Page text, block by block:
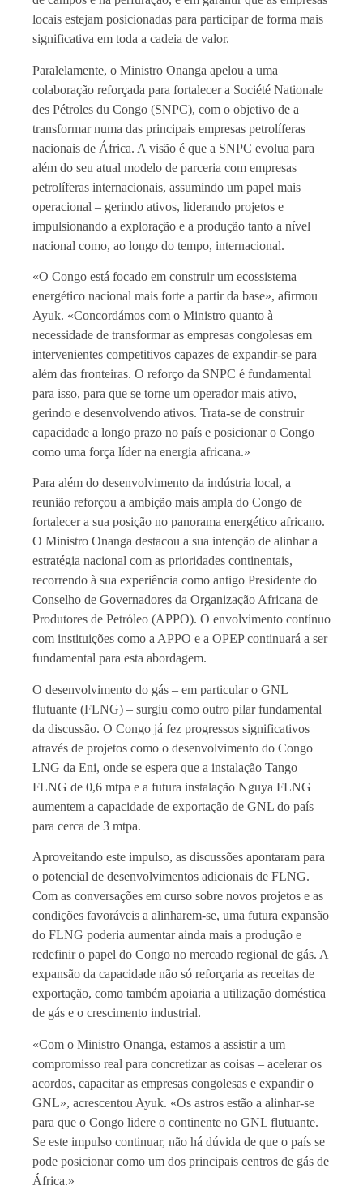
locais estejam posicionadas para participar de forma mais
significativa em toda a cadeia de valor.
Paralelamente, o Ministro Onanga apelou a uma
colaboração reforçada para fortalecer a Société Nationale
des Pétroles du Congo (SNPC), com o objetivo de a
transformar numa das principais empresas petrolíferas
nacionais de África. A visão é que a SNPC evolua para
além do seu atual modelo de parceria com empresas
petrolíferas internacionais, assumindo um papel mais
operacional – gerindo ativos, liderando projetos e
impulsionando a exploração e a produção tanto a nível
nacional como, ao longo do tempo, internacional.
«O Congo está focado em construir um ecossistema
energético nacional mais forte a partir da base», afirmou
Ayuk. «Concordámos com o Ministro quanto à
necessidade de transformar as empresas congolesas em
intervenientes competitivos capazes de expandir-se para
além das fronteiras. O reforço da SNPC é fundamental
para isso, para que se torne um operador mais ativo,
gerindo e desenvolvendo ativos. Trata-se de construir
capacidade a longo prazo no país e posicionar o Congo
como uma força líder na energia africana.»
Para além do desenvolvimento da indústria local, a
reunião reforçou a ambição mais ampla do Congo de
fortalecer a sua posição no panorama energético africano.
O Ministro Onanga destacou a sua intenção de alinhar a
estratégia nacional com as prioridades continentais,
recorrendo à sua experiência como antigo Presidente do
Conselho de Governadores da Organização Africana de
Produtores de Petróleo (APPO). O envolvimento contínuo
com instituições como a APPO e a OPEP continuará a ser
fundamental para esta abordagem.
O desenvolvimento do gás – em particular o GNL
flutuante (FLNG) – surgiu como outro pilar fundamental
da discussão. O Congo já fez progressos significativos
através de projetos como o desenvolvimento do Congo
LNG da Eni, onde se espera que a instalação Tango
FLNG de 0,6 mtpa e a futura instalação Nguya FLNG
aumentem a capacidade de exportação de GNL do país
para cerca de 3 mtpa.
Aproveitando este impulso, as discussões apontaram para
o potencial de desenvolvimentos adicionais de FLNG.
Com as conversações em curso sobre novos projetos e as
condições favoráveis a alinharem-se, uma futura expansão
do FLNG poderia aumentar ainda mais a produção e
redefinir o papel do Congo no mercado regional de gás. A
expansão da capacidade não só reforçaria as receitas de
exportação, como também apoiaria a utilização doméstica
de gás e o crescimento industrial.
«Com o Ministro Onanga, estamos a assistir a um
compromisso real para concretizar as coisas – acelerar os
acordos, capacitar as empresas congolesas e expandir o
GNL», acrescentou Ayuk. «Os astros estão a alinhar-se
para que o Congo lidere o continente no GNL flutuante.
Se este impulso continuar, não há dúvida de que o país se
pode posicionar como um dos principais centros de gás de
África.»